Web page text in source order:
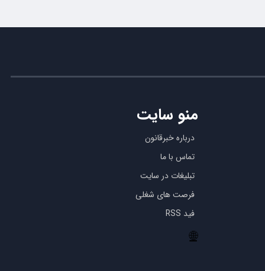
درباره خبرقانون
تماس با ما
تبلیغات در سایت
فرصت های شغلی
فید RSS
منو سایت
🌐